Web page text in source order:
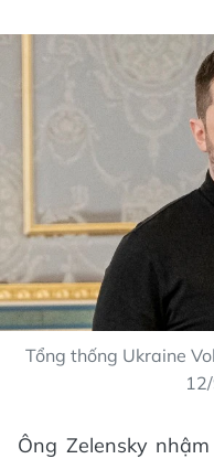
Tổng thống Ukraine
Ông Zelensky